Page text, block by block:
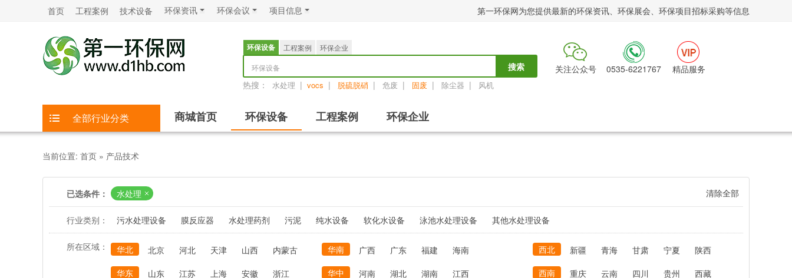
首页 工程案例 技术设备 环保资讯 环保会议 项目信息 第一环保网为您提供最新的环保资讯、环保展会、环保项目招标采购等信息
环保设备 工程案例
环保企业
环保设备
搜索
热搜： 水处理 | vocs | 脱硫脱硝 | 危废 | 固废 | 除尘器 | 风机
关注公众号 0535-6221767 精品服务
全部行业分类 商城首页 环保设备 工程案例 环保企业
当前位置: 首页 » 产品技术
已选条件： 清除全部
水处理
行业类别： 污水处理设备 膜反应器 水处理药剂 污泥 纯水设备 软化水设备 泳池水处理设备 其他水处理设备
所在区域： 华北 北京 河北 天津 山西 内蒙古 华南 广西 广东 福建 海南 西北 新疆 青海 甘肃 宁夏
陕西
华东
山东 江苏 上海 安徽 浙江 华中 河南 湖北 湖南 江西 西南 重庆 云南 四川 贵州
西藏